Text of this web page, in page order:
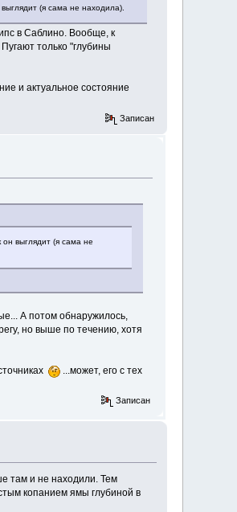
(я сама не находила).
в Саблино. Вообще, к
только "глубины
и актуальное состояние
Записан
выглядит (я сама не
А потом обнаружилось,
но выше по течению, хотя
...может, его с тех
Записан
там и не находили. Тем
копанием ямы глубиной в